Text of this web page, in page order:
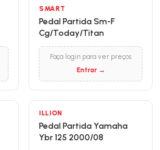
SMART
Pedal Partida Sm-F
Cg/Today/Titan
Faça login para ver preços
Entrar →
ILLION
Pedal Partida Yamaha
Ybr 125 2000/08